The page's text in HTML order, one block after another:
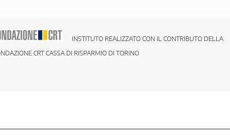
INSTITUTO REALIZZATO CON IL CONTRIBUTO DELLA
CRT CASSA DI RISPARMIO DI TORINO